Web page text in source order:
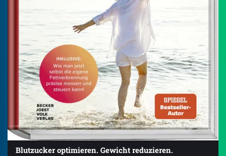
Blutzucker optimieren. Gewicht reduzieren.